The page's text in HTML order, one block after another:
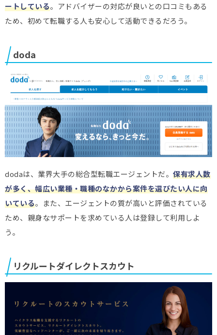
ートしている。アドバイザーの対応が良いとの口コミもある
ため、初めて転職する人も安心して活動できるだろう。
doda
dodaは、業界大手の総合型転職エージェントだ。 保有求人数
が多く、幅広い業種・職種のなかから案件を選びたい人に向
いている。また、エージェントの質が高いと評価されている
ため、親身なサポートを求めている人は登録して利用しよ
う。
リクルートダイレクトスカウト